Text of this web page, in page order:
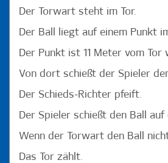
Der Torwart steht im Tor.
Der Ball liegt auf einem Punkt
Der Punkt ist 11 Meter vom Tor
Von dort schießt der Spieler
Der Schieds-Richter pfeift.
Der Spieler schießt den Ball auf
Wenn der Torwart den Ball
Das Tor zählt.